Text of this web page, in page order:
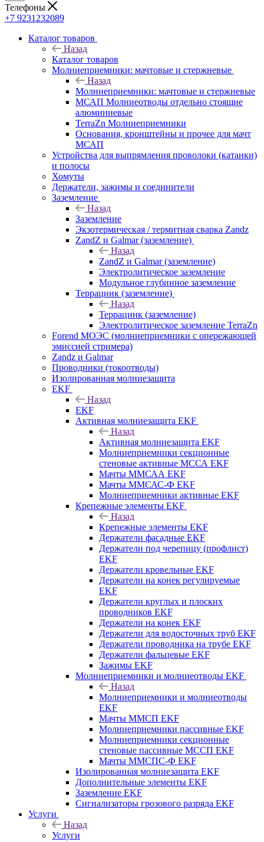
Телефоны
+7 9231232089
Каталог товаров
Назад
Каталог товаров
Молниеприемники: мачтовые и стержневые
Назад
Молниеприемники: мачтовые и стержневые
МСАП Молниеотводы отдельно стоящие
алюминиевые
TerraZn Молниеприемники
Основания, кронштейны и прочее для мачт
МСАП
Устройства для выпрямления проволоки (катанки)
и полосы
Хомуты
Держатели, зажимы и соединители
Заземление
Назад
Заземление
Экзотермическая / термитная сварка Zandz
ZandZ и Galmar (заземление)
Назад
ZandZ и Galmar (заземление)
Электролитическое заземление
Модульное глубинное заземление
Террацинк (заземление)
Назад
Террацинк (заземление)
Электролитическое заземление TerraZn
Forend МОЭС (молниеприемники с опережающей
эмиссией стримера)
Zandz и Galmar
Проводники (токоотводы)
Изолированная молниезащита
EKF
Назад
EKF
Активная молниезащита EKF
Назад
Активная молниезащита EKF
Молниеприемники секционные
стеновые активные МССА EKF
Мачты ММСАА EKF
Мачты ММСАС-Ф EKF
Молниеприемники активные EKF
Крепежные элементы EKF
Назад
Крепежные элементы EKF
Держатели фасадные EKF
Держатели под черепицу (профлист)
EKF
Держатели кровельные EKF
Держатели на конек регулируемые
EKF
Держатели круглых и плоских
проводников EKF
Держатели на конек EKF
Держатели для водосточных труб EKF
Держатели проводника на трубе EKF
Держатели фальцевые EKF
Зажимы EKF
Молниеприемники и молниеотводы EKF
Назад
Молниеприемники и молниеотводы
EKF
Мачты ММСП EKF
Молниеприемники пассивные EKF
Молниеприемники секционные
стеновые пассивные МССП EKF
Мачты ММСПС-Ф EKF
Изолированная молниезащита EKF
Дополнительные элементы EKF
Заземление EKF
Сигнализаторы грозового разряда EKF
Услуги
Назад
Услуги